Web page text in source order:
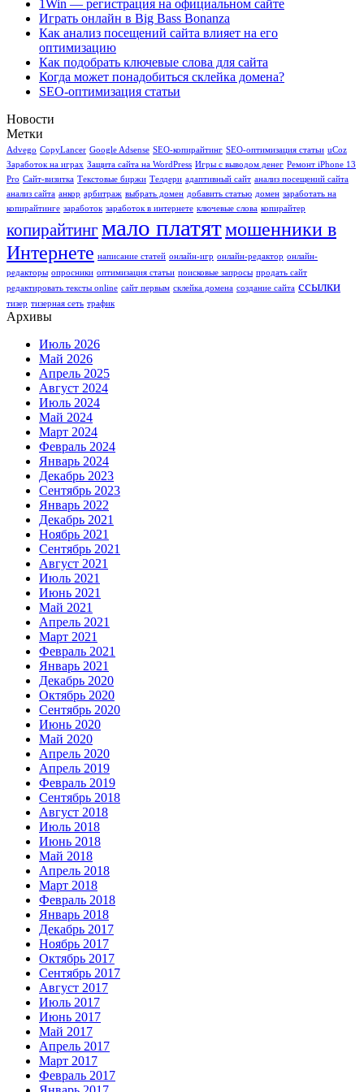
1Win — регистрация на официальном сайте
Играть онлайн в Big Bass Bonanza
Как анализ посещений сайта влияет на его
оптимизацию
Как подобрать ключевые слова для сайта
Когда может понадобиться склейка домена?
SEO-оптимизация статьи
Новости
Метки
Advego CopyLancer Google Adsense SEO-копирайтинг SEO-оптимизация статьи uCoz
Заработок на играх Защита сайта на WordPress Игры с выводом денег Ремонт iPhone 13
Pro Сайт-визитка Текстовые биржи Телдери адаптивный сайт анализ посещений сайта
анализ сайта анкор арбитраж выбрать домен добавить статью домен заработать на
копирайтинге заработок заработок в интернете ключевые слова копирайтер
копирайтинг мало платятмошенники в
Интернете написание статей онлайн-игр онлайн-редактор онлайн-
редакторы опросники оптимизация статьи поисковые запросы продать сайт
редактировать тексты online сайт первым склейка домена создание сайта ссылки
тизер тизерная сеть трафик
Архивы
Июль 2026
Май 2026
Апрель 2025
Август 2024
Июль 2024
Май 2024
Март 2024
Февраль 2024
Январь 2024
Декабрь 2023
Сентябрь 2023
Январь 2022
Декабрь 2021
Ноябрь 2021
Сентябрь 2021
Август 2021
Июль 2021
Июнь 2021
Май 2021
Апрель 2021
Март 2021
Февраль 2021
Январь 2021
Декабрь 2020
Октябрь 2020
Сентябрь 2020
Июнь 2020
Май 2020
Апрель 2020
Апрель 2019
Февраль 2019
Сентябрь 2018
Август 2018
Июль 2018
Июнь 2018
Май 2018
Апрель 2018
Март 2018
Февраль 2018
Январь 2018
Декабрь 2017
Ноябрь 2017
Октябрь 2017
Сентябрь 2017
Август 2017
Июль 2017
Июнь 2017
Май 2017
Апрель 2017
Март 2017
Февраль 2017